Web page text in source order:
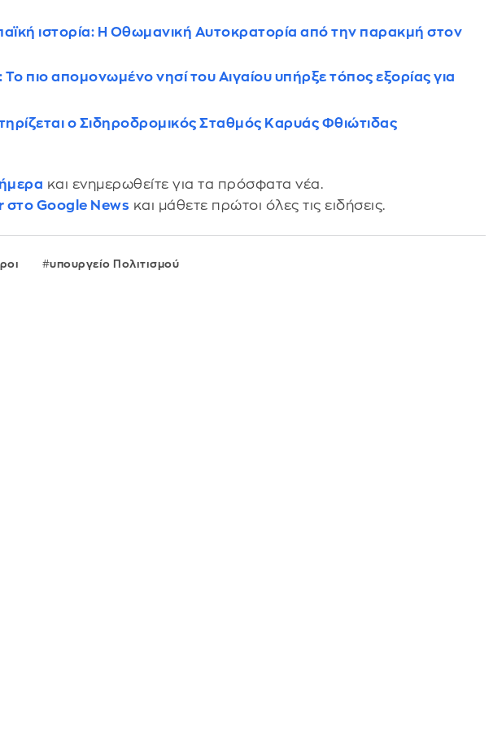
ιστορία: H Οθωμανική Αυτοκρατορία από την παρακμή στον
πιο απομονωμένο νησί του Αιγαίου υπήρξε τόπος εξορίας για
ο Σιδηροδρομικός Σταθμός Καρυάς Φθιώτιδας
και ενημερωθείτε για τα πρόσφατα νέα.
στο Google News και μάθετε πρώτοι όλες τις ειδήσεις.
υπουργείο Πολιτισμού